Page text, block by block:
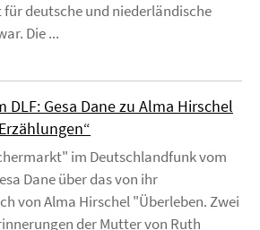
deutsche und niederländische
Die ...
Gesa Dane zu Alma Hirschel
im Deutschlandfunk vom
Dane über das von ihr
von Alma Hirschel "Überleben. Zwei
der Mutter von Ruth